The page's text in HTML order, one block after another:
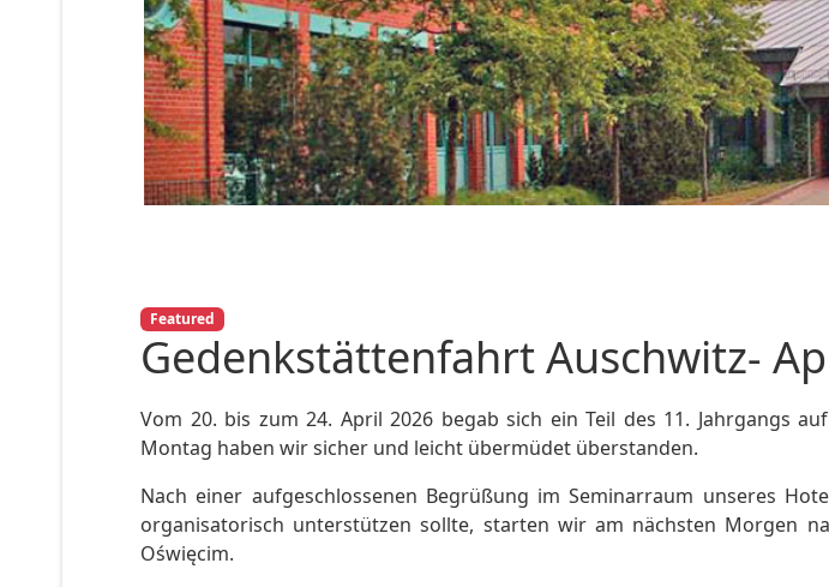
Featured
Gedenkstättenfahrt Auschwitz-
Vom 20. bis zum 24. April 2026 begab sich ein Teil des 11. Jahrgangs
Montag haben wir sicher und leicht übermüdet überstanden.
Nach einer aufgeschlossenen Begrüßung im Seminarraum unseres
organisatorisch unterstützen sollte, starten wir am nächsten Morgen
Oświęcim.